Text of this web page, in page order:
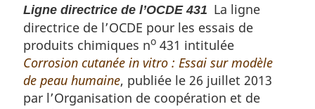
Ligne directrice de l’OCDE 431 La ligne
directrice de l’OCDE pour les essais de
produits chimiques no 431 intitulée
Corrosion cutanée in vitro : Essai sur modèle
de peau humaine, publiée le 26 juillet 2013
par l’Organisation de coopération et de